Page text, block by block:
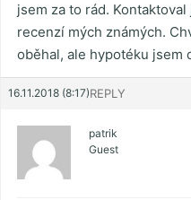
jsem za to rád.
recenzí mých známých.
oběhal, ale hypotéku jsem
16.11.2018 (8:17)REPLY
patrik
Guest